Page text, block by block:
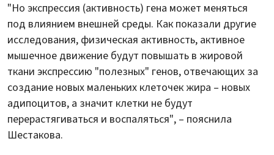
"Но экспрессия (активность) гена может меняться
под влиянием внешней среды. Как показали другие
исследования, физическая активность, активное
мышечное движение будут повышать в жировой
ткани экспрессию "полезных" генов, отвечающих за
создание новых маленьких клеточек жира – новых
адипоцитов, а значит клетки не будут
перерастягиваться и воспаляться", – пояснила
Шестакова.